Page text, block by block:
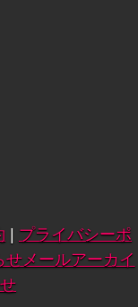
| プライバシーポ
せメールアーカイ